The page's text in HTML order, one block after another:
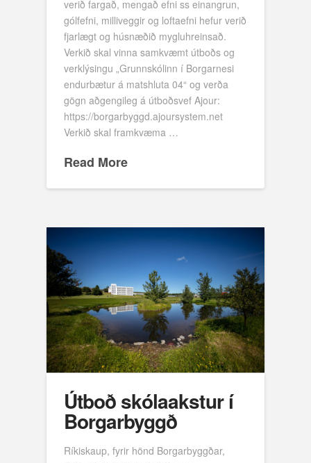
verið fargað, mengað efni ss einangrun,
gólfefni, milliveggir og loftaefni hefur verið
fjarlægt og húsnæðið mygluhreinsað.
Verkið skal vinna samkvæmt útboðs og
verklýsingu „Grunnskólinn í Borgarnesi
endurbætur á matshluta 04“ og verða
gögn aðgengileg á útboðsvef Ajour:
https://borgarbyggd.ajoursystem.net
Verkið skal framkvæma …
Read More
Útboð skólaakstur í
Borgarbyggð
Ríkiskaup, fyrir hönd Borgarbyggðar,